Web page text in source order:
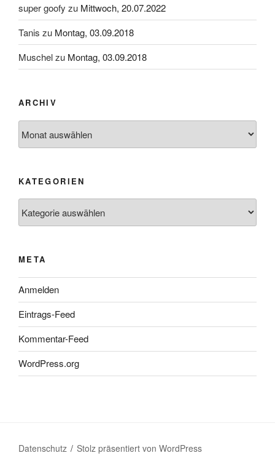
super goofy zu Mittwoch, 20.07.2022
Tanis zu Montag, 03.09.2018
Muschelzu Montag, 03.09.2018
ARCHIV
KATEGORIEN
META
Anmelden
Eintrags-Feed
Kommentar-Feed
WordPress.org
Datenschutz Stolz präsentiert von WordPress